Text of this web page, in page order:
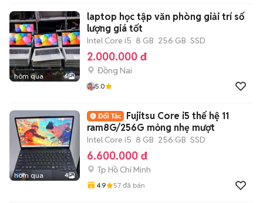
hôm qua 6
laptop học tập văn phòng giải trí số
lượng giá tốt
Intel Core i5 8 GB 256 GB SSD
2.000.000 đ
Đồng Nai
5.0
hôm qua 4
Fujitsu Core i5 thế hệ 11
ram8G/256G mỏng nhẹ mượt
Intel Core i5 8 GB 256 GB SSD
6.600.000 đ
Tp Hồ Chí Minh
4.9 57 đã bán